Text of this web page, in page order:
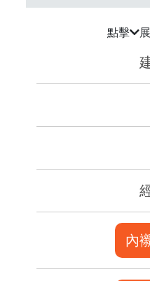
點擊